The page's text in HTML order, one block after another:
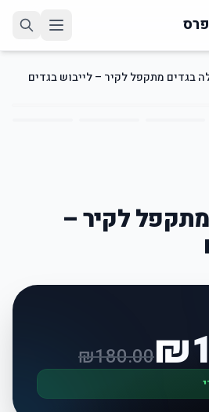
בגדים מתקפל לקיר – לייבוש בגדים
1
/
5
לקיר –
₪
₪180.00